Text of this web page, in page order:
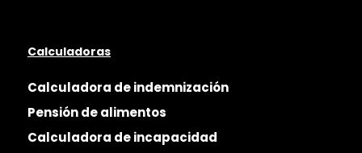
Calculadoras
Calculadora de indemnización
Pensión de alimentos
Calculadora de incapacidad